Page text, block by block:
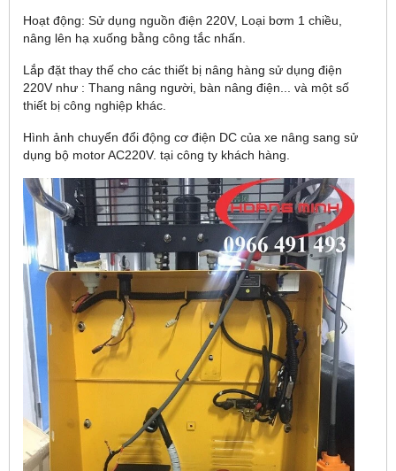
Hoạt động: Sử dụng nguồn điện 220V, Loại bơm 1 chiều,
nâng lên hạ xuống bằng công tắc nhấn.
Lắp đặt thay thế cho các thiết bị nâng hàng sử dụng điện
220V như : Thang nâng người, bàn nâng điện... và một số
thiết bị công nghiệp khác.
Hình ảnh chuyển đổi động cơ điện DC của xe nâng sang sử
dụng bộ motor AC220V. tại công ty khách hàng.